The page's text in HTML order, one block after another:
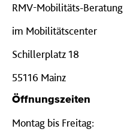
RMV-Mobilitäts-Beratung
im Mobilitätscenter
Schillerplatz 18
55116 Mainz
Öffnungszeiten
Montag bis Freitag: